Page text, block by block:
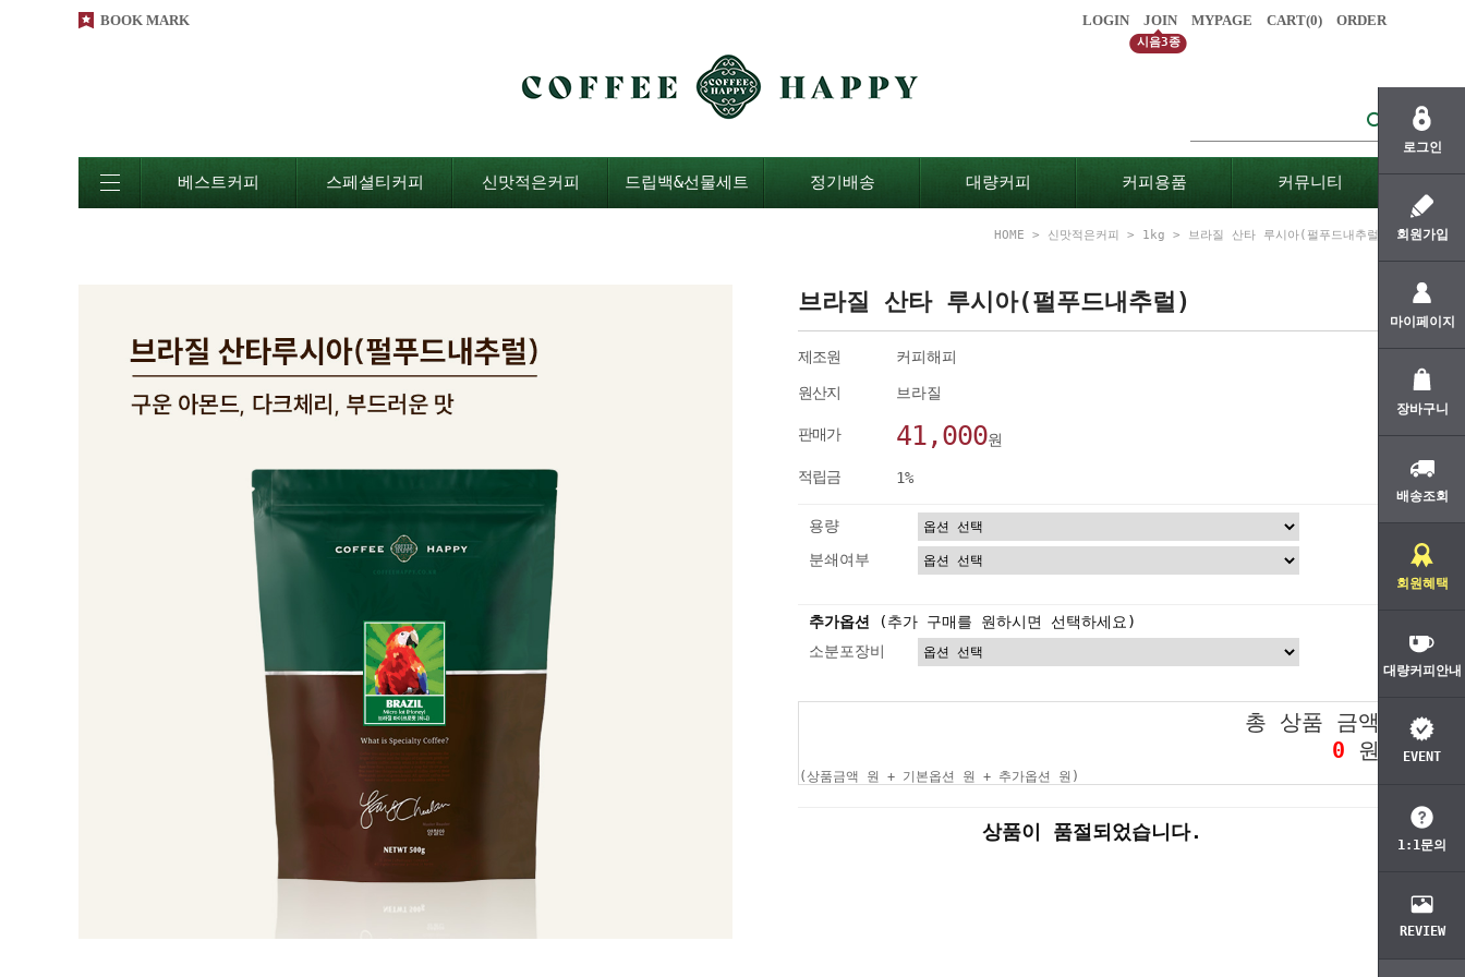
로그인
회원가입
마이페이지
장바구니
배송조회
회원혜택
대량커피안내
EVENT
1:1문의
REVIEW
BOOK MARK LOGIN JOIN
시음3종
MYPAGE CART(0) ORDER
베스트커피 스페셜티커피 신맛적은커피 드립백&선물세트 정기배송 대량커피 커피용품 커뮤니티
HOME > 신맛적은커피 > 1kg > 브라질 산타 루시아(펄푸드내추럴)
브라질 산타 루시아(펄푸드내추럴)
제조원 커피해피
원산지 브라질
판매가 41,000원
적립금 1%
용량
분쇄여부
추가옵션
(추가 구매를 원하시면 선택하세요)
소분포장비
총 상품 금액
0 원
(상품금액 원 + 기본옵션 원 + 추가옵션 원)
상품이 품절되었습니다.